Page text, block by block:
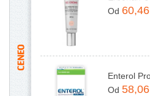
Od 60,46
Od 58,06